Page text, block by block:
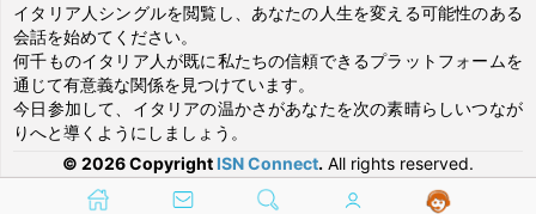
イタリア人シングルを閲覧し、あなたの人生を変える可能性のある
会話を始めてください。
何千ものイタリア人が既に私たちの信頼できるプラットフォームを
通じて有意義な関係を見つけています。
今日参加して、イタリアの温かさがあなたを次の素晴らしいつなが
りへと導くようにしましょう。
© 2026 Copyright ISN Connect. All rights reserved.